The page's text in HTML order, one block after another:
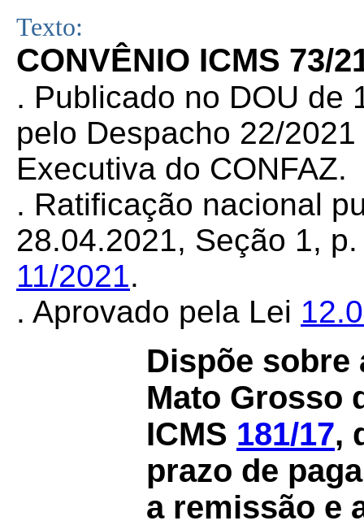
Texto:
CONVÊNIO ICMS 73/
. Publicado no DOU de
pelo Despacho 22/
Executiva do CONFAZ.
. Ratificação nacional
28.04.2021, Seção 1,
11/2021.
. Aprovado pela Lei
Dispõe sobre
Mato Grosso
ICMS 181/17,
prazo de
a remissão e